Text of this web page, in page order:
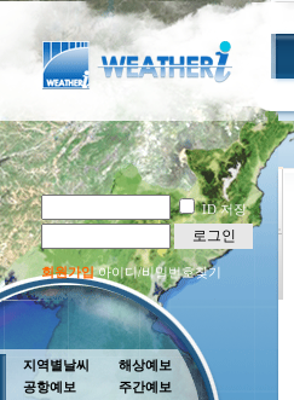
ID 저장
로그인
회원가입아이디/비밀번호찾기
지역별날씨
공항예보
해상예보
주간예보